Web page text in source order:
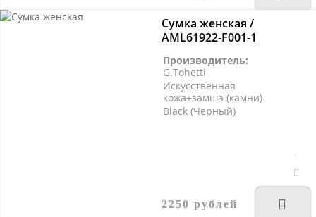
Сумка женская /
AML61922-F001-1
Производитель:
G.Tohetti
Искусственная
кожа+замша (камни)
Black (Черный)
2250 рублей